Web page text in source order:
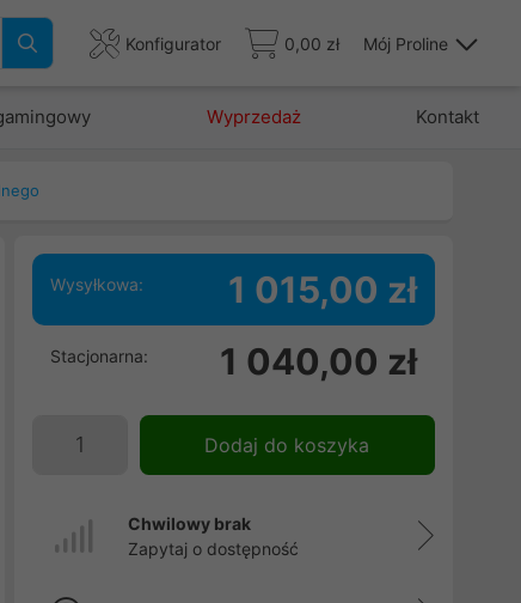
Konfigurator 0,00 zł Mój Proline
Wyprzedaż Kontakt
Wysyłkowa: 1 015,00 zł
Stacjonarna: 1 040,00 zł
Dodaj do koszyka
Chwilowy brak
Zapytaj o dostępność